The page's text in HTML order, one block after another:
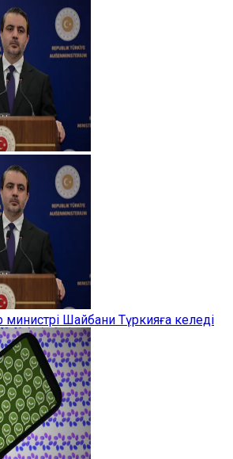
министрі Шайбани Түркияға келеді